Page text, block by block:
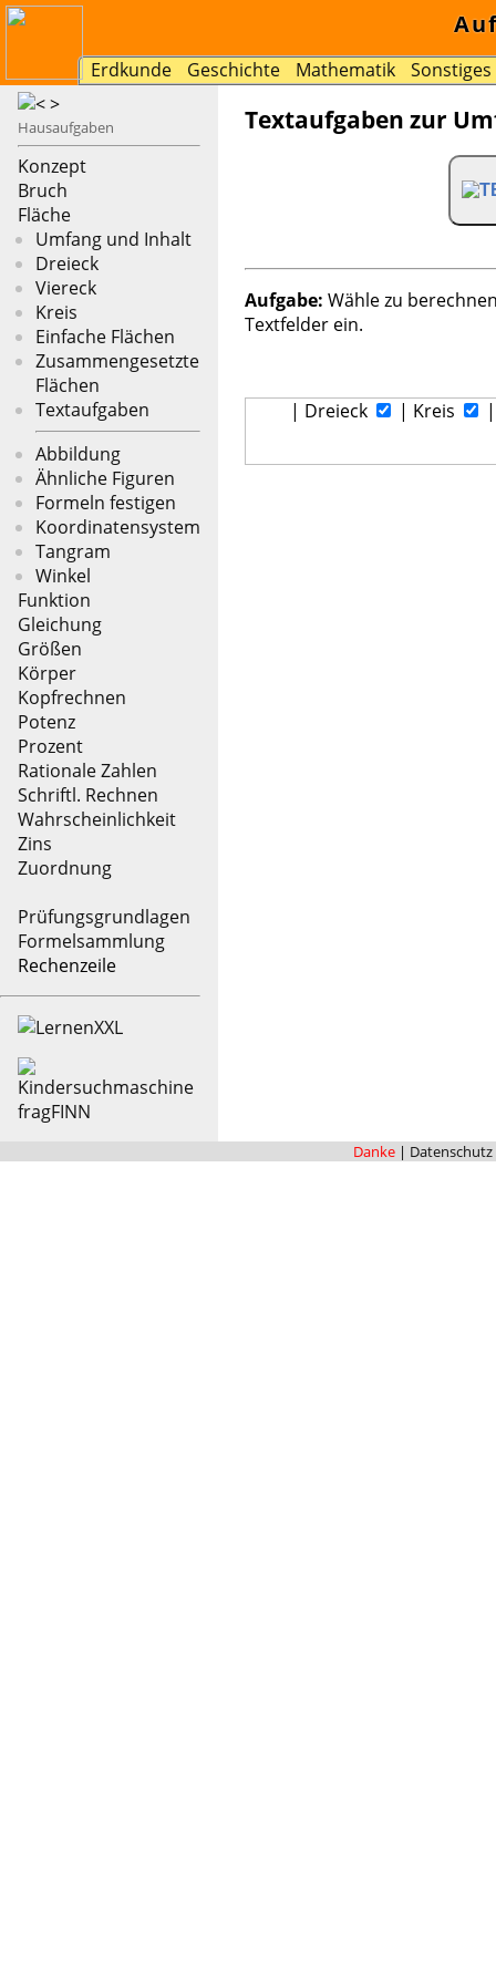
Erdkunde Geschichte Mathematik Sonstiges
Hausaufgaben
Konzept
Bruch
Fläche
Umfang und Inhalt
Dreieck
Viereck
Kreis
Einfache Flächen
Zusammengesetzte
Flächen
Textaufgaben
Abbildung
Ähnliche Figuren
Formeln festigen
Koordinatensystem
Tangram
Winkel
Funktion
Gleichung
Größen
Körper
Kopfrechnen
Potenz
Prozent
Rationale Zahlen
Schriftl. Rechnen
Wahrscheinlichkeit
Zins
Zuordnung
Prüfungsgrundlagen
Formelsammlung
Rechenzeile
Textaufgaben zur
Aufgabe: Wähle zu
Textfelder ein.
| Dreieck | Kreis
Danke | Datenschutz